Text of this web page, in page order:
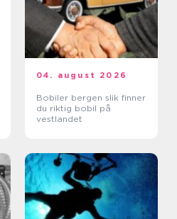
04. august 2026
Bobiler bergen slik finner
du riktig bobil på
vestlandet